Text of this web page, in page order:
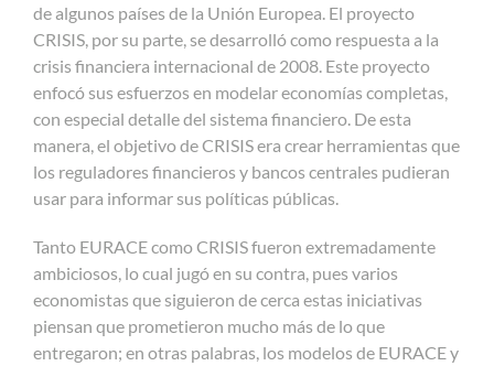
de algunos países de la Unión Europea. El proyecto
CRISIS, por su parte, se desarrolló como respuesta a la
crisis financiera internacional de 2008. Este proyecto
enfocó sus esfuerzos en modelar economías completas,
con especial detalle del sistema financiero. De esta
manera, el objetivo de CRISIS era crear herramientas que
los reguladores financieros y bancos centrales pudieran
usar para informar sus políticas públicas.
Tanto EURACE como CRISIS fueron extremadamente
ambiciosos, lo cual jugó en su contra, pues varios
economistas que siguieron de cerca estas iniciativas
piensan que prometieron mucho más de lo que
entregaron; en otras palabras, los modelos de EURACE y